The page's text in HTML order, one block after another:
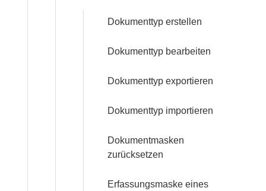
Dokumenttyp erstellen
Dokumenttyp bearbeiten
Dokumenttyp exportieren
Dokumenttyp importieren
Dokumentmasken
zurücksetzen
Erfassungsmaske eines